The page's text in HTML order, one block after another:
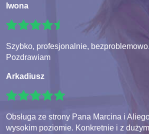
Iwona
Szybko, profesjonalnie,
Pozdrawiam
Arkadiusz
Obsługa ze strony Pana Marcina i
wysokim poziomie. Konkretnie i z